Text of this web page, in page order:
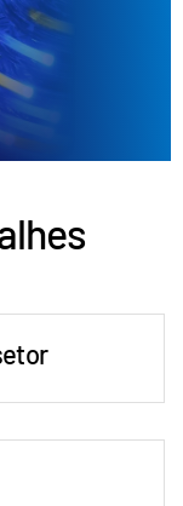
a plataforma
segura